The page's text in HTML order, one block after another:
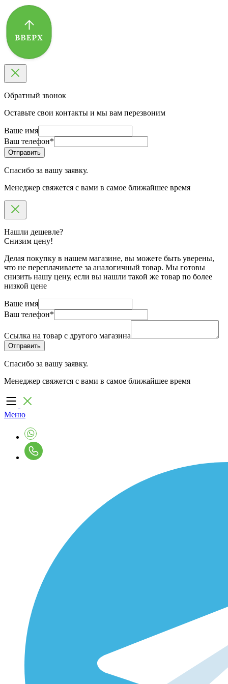
Обратный звонок
Оставьте свои контакты и мы вам перезвоним
Ваше имя
Ваш телефон*
Спасибо за вашу заявку.
Менеджер свяжется с вами в самое ближайшее время
Нашли дешевле?
Снизим цену!
Делая покупку в нашем магазине, вы можете быть уверены,
что не переплачиваете за аналогичный товар. Мы готовы
снизить нашу цену, если вы нашли такой же товар по более
низкой цене
Ваше имя
Ваш телефон*
Ссылка на товар с другого магазина
Спасибо за вашу заявку.
Менеджер свяжется с вами в самое ближайшее время
Меню